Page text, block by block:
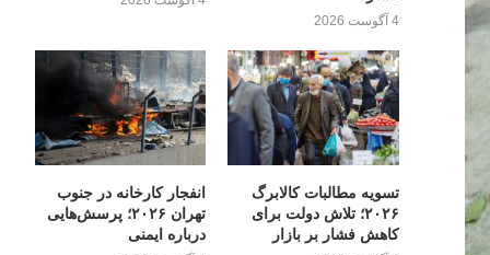
4 آگوست 2026
تسویه مطالبات کالابرگ
۲۰۲۶؛ تلاش دولت برای
کاهش فشار بر بازار
انفجار کارخانه در جنوب
تهران ۲۰۲۶؛ پرسش‌هایی
درباره ایمنی